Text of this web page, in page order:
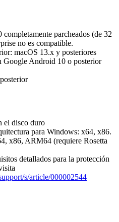
parcheados (de 32
no es compatible.
macOS 13.x y posteriores
Google Android 10 o posterior
el disco duro
para Windows: x64, x86.
x86, ARM64 (requiere Rosetta
detallados para la protección
s/article/000002544